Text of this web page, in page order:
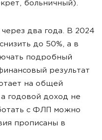
больничный).
два года. В 2024
до 50%, а в
подробный
результат
на общей
годовой доход не
с ФЛП можно
прописаны в